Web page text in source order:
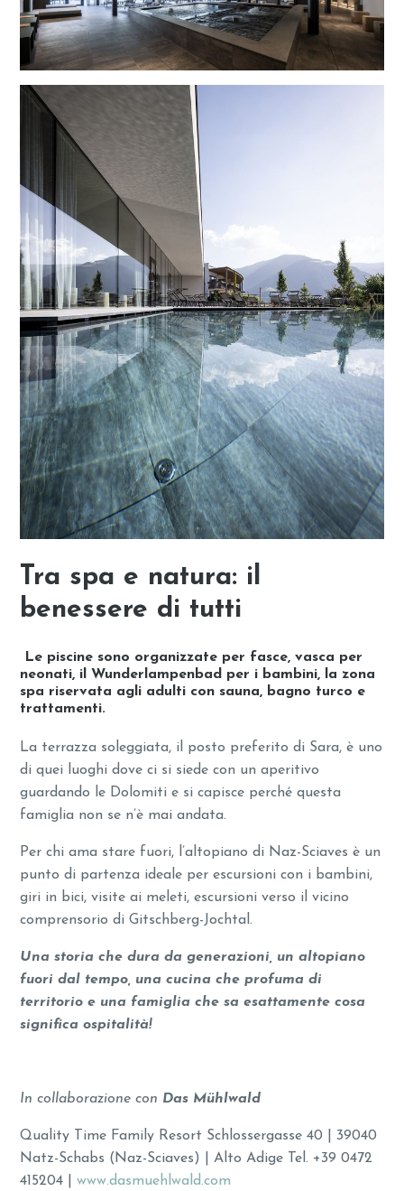
Tra spa e natura: il
benessere di tutti
Le piscine sono organizzate per fasce, vasca per
neonati, il Wunderlampenbad per i bambini, la zona
spa riservata agli adulti con sauna, bagno turco e
trattamenti.
La terrazza soleggiata, il posto preferito di Sara, è uno
di quei luoghi dove ci si siede con un aperitivo
guardando le Dolomiti e si capisce perché questa
famiglia non se n’è mai andata.
Per chi ama stare fuori, l’altopiano di Naz-Sciaves è un
punto di partenza ideale per escursioni con i bambini,
giri in bici, visite ai meleti, escursioni verso il vicino
comprensorio di Gitschberg-Jochtal.
Una storia che dura da generazioni, un altopiano
fuori dal tempo, una cucina che profuma di
territorio e una famiglia che sa esattamente cosa
significa ospitalità!
In collaborazione con Das Mühlwald
Quality Time Family Resort Schlossergasse 40 | 39040
Natz-Schabs (Naz-Sciaves) | Alto Adige Tel. +39 0472
415204 |www.dasmuehlwald.com